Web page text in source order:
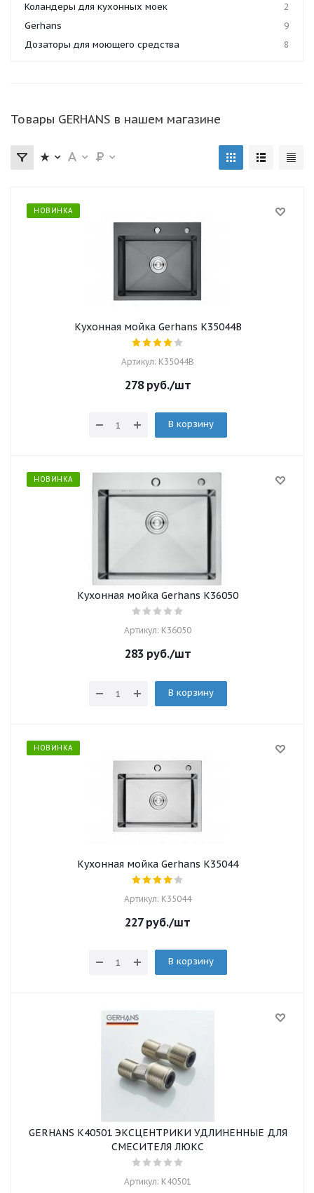
Коландеры для кухонных моек
2
Gerhans
9
Дозаторы для моющего средства
8
Товары GERHANS в нашем магазине
НОВИНКА
Кухонная мойка Gerhans K35044B
Артикул: K35044B
278руб./шт
В корзину
НОВИНКА
Кухонная мойка Gerhans K36050
Артикул: K36050
283руб./шт
В корзину
НОВИНКА
Кухонная мойка Gerhans K35044
Артикул: K35044
227руб./шт
В корзину
GERHANS K40501 ЭКСЦЕНТРИКИ УДЛИНЕННЫЕ ДЛЯ
СМЕСИТЕЛЯ ЛЮКС
Артикул: K40501